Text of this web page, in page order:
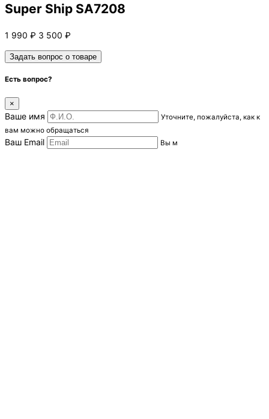
Super Ship SA7208
1 990 ₽ 3 500 ₽
Задать вопрос о товаре
Есть вопрос?
×
Ваше имя
Уточните, пожалуйста, как к
вам можно обращаться
Ваш Email Вы м